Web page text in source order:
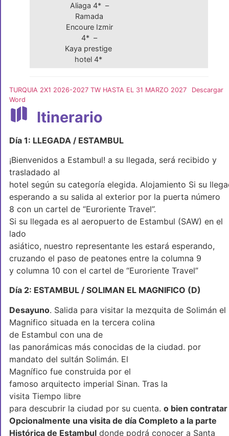
Aliaga 4* –
Ramada
Encoure Izmir
4* –
Kaya prestige
hotel 4*
TURQUIA 2X1 2026-2027 TW HASTA EL 31 MARZO 2027
Descargar
Word
Itinerario
Día 1: LLEGADA / ESTAMBUL
¡Bienvenidos a Estambul! a su llegada, será recibido y
trasladado al
hotel según su categoría elegida. Alojamiento Si su
esperando a su salida al exterior por la puerta número
8 con un cartel de “Euroriente Travel”.
Si su llegada es al aeropuerto de Estambul (SAW) en el
lado
asiático, nuestro representante les estará esperando,
cruzando el paso de peatones entre la columna 9
y columna 10 con el cartel de “Euroriente Travel”
Día 2: ESTAMBUL / SOLIMAN EL MAGNIFICO (D)
Desayuno. Salida para visitar la mezquita de Solimán el
Magnifico situada en la tercera colina
de Estambul con una de
las panorámicas más conocidas de la ciudad. por
mandato del sultán Solimán. El
Magnífico fue construida por el
famoso arquitecto imperial Sinan. Tras la
visita Tiempo libre
para descubrir la ciudad por su cuenta. o bien contratar
Opcionalmente una visita de día Completo a la parte
Histórica de Estambul donde podrá conocer a Santa